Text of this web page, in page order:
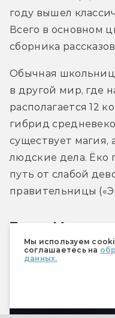
Мы используем
соглашаетесь на
данных.
году вышел
Всего в основном
сборника
Обычная
в другой мир, где
располагается 12
гибрид
существует магия,
людские дела. Ёко
путь от слабой
правительницы
Таран Матару
дракона»